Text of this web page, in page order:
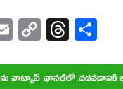
E
m
ail
C
o
p
T
hr
e ar